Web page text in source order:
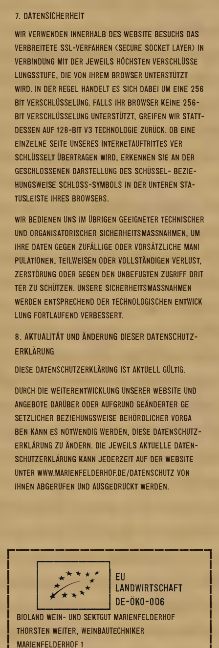
7. DA­TEN­SI­CHER­HEIT
WIR VER­WEN­DEN IN­NER­HALB DES WEB­SITE BE­SUCHS DAS
VER­BREI­TE­TE SSL-​VERFAHREN (SE­CU­RE SO­CKET LAYER) IN
VER­BIN­DUNG MIT DER JE­WEILS HÖCHS­TEN VER­SCHLÜS­SE­
LUNGS­STU­FE, DIE VON IHREM BROW­SER UN­TER­STÜTZT
WIRD. IN DER REGEL HAN­DELT ES SICH DABEI UM EINE 256
BIT VER­SCHLÜS­SE­LUNG. FALLS IHR BROW­SER KEINE 256-​
BIT VER­SCHLÜS­SE­LUNG UN­TER­STÜTZT, GREI­FEN WIR STATT­
DES­SEN AUF 128-​BIT V3 TECH­NO­LO­GIE ZU­RÜCK. OB EINE
EIN­ZEL­NE SEITE UN­SE­RES IN­TER­NET­AUF­TRIT­TES VER­
SCHLÜS­SELT ÜBER­TRA­GEN WIRD, ER­KEN­NEN SIE AN DER
GE­SCHLOS­SE­NEN DAR­STEL­LUNG DES SCHÜSSEL-​ BE­ZIE­
HUNGS­WEI­SE SCHLOSS-​SYMBOLS IN DER UN­TE­REN STA­
TUS­LEIS­TE IHRES BROW­SERS.
WIR BE­DIE­NEN UNS IM ÜB­RI­GEN GE­EIG­NE­TER TECH­NI­SCHER
UND OR­GA­NI­SA­TO­RI­SCHER SI­CHER­HEITS­MASS­NAH­MEN, UM I
HRE DATEN GEGEN ZU­FÄL­LI­GE ODER VOR­SÄTZ­LI­CHE MA­NI­P
U­LA­TIO­NEN, TEIL­WEI­SEN ODER VOLL­STÄN­DI­GEN VER­LUST, Z
ER­STÖ­RUNG ODER GEGEN DEN UN­BE­FUG­TEN ZU­GRIFF DRIT­T
ER ZU SCHÜT­ZEN. UN­SE­RE SI­CHER­HEITS­MASS­NAH­MEN WE
R­DEN ENT­SPRE­CHEND DER TECH­NO­LO­GI­SCHEN ENT­WICK­LU
NG FORT­LAU­FEND VER­BES­SERT.
8. AK­TUA­LI­TÄT UND ÄN­DE­RUNG DIE­SER DA­TEN­SCHUTZ­
ER­KLÄ­RUNG
DIESE DA­TEN­SCHUTZ­ER­KLÄ­RUNG IST AK­TU­ELL GÜL­TIG.
DURCH DIE WEI­TER­ENT­WICK­LUNG UN­SE­RER WEB­SITE UND
AN­GE­BO­TE DAR­ÜBER ODER AUF­GRUND GE­ÄN­DER­TER GE­
SETZ­LI­CHER BE­ZIE­HUNGS­WEI­SE BE­HÖRD­LI­CHER VOR­GA­
BEN KANN ES NOT­WEN­DIG WER­DEN, DIESE DA­TEN­SCHUTZ­
ER­KLÄ­RUNG ZU ÄN­DERN. DIE JE­WEILS AK­TU­EL­LE DA­TEN­
SCHUTZ­ER­KLÄ­RUNG KANN JE­DER­ZEIT AUF DER WEB­SITE
UNTER WWW.MA­RI­EN­FEL­DER­HOF.DE/DA­TEN­SCHUTZ VON
IHNEN AB­GE­RU­FEN UND AUS­GE­DRUCKT WER­DEN.
BIOLAND WEIN- UND SEKTGUT MARIENFELDERHOF
THORSTEN WEITER, WEINBAUTECHNIKER
MARIENFELDERHOF 1